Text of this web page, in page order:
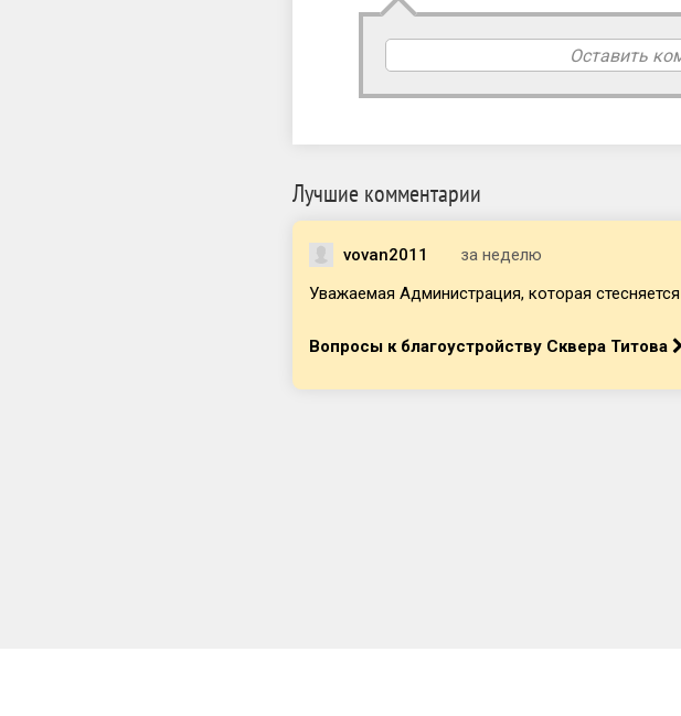
Оставить
Лучшие комментарии
vovan2011 за неделю
Уважаемая Администрация, которая
Вопросы к благоустройству Сквера Титова